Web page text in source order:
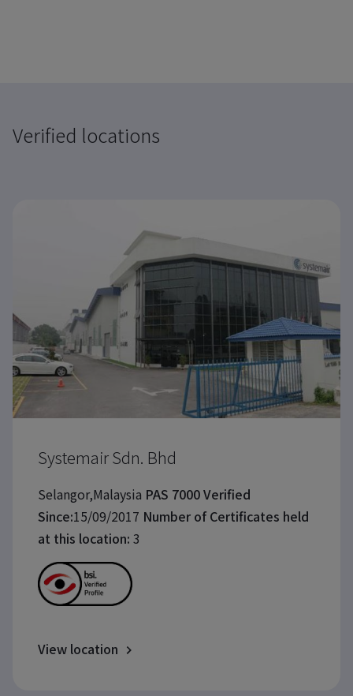
Verified locations
Systemair Sdn. Bhd
Selangor,Malaysia PAS 7000 Verified
Since:15/09/2017 Number of Certificates held
at this location: 3
View location